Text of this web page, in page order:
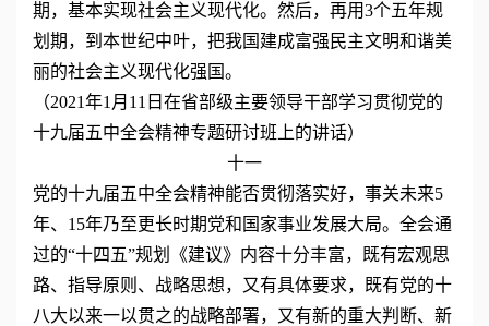
期，基本实现社会主义现代化。然后，再用3个五年规
划期，到本世纪中叶，把我国建成富强民主文明和谐美
丽的社会主义现代化强国。
（2021年1月11日在省部级主要领导干部学习贯彻党的
十九届五中全会精神专题研讨班上的讲话）
十一
党的十九届五中全会精神能否贯彻落实好，事关未来5
年、15年乃至更长时期党和国家事业发展大局。全会通
过的“十四五”规划《建议》内容十分丰富，既有宏观思
路、指导原则、战略思想，又有具体要求，既有党的十
八大以来一以贯之的战略部署，又有新的重大判断、新